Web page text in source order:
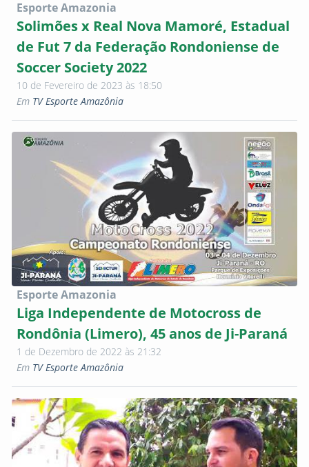
Esporte Amazonia
Solimões x Real Nova Mamoré, Estadual
de Fut 7 da Federação Rondoniense de
Soccer Society 2022
10 de Fevereiro de 2023 às 18:50
Em TV Esporte Amazônia
Esporte Amazonia
Liga Independente de Motocross de
Rondônia (Limero), 45 anos de Ji-Paraná
1 de Dezembro de 2022 às 21:32
Em TV Esporte Amazônia